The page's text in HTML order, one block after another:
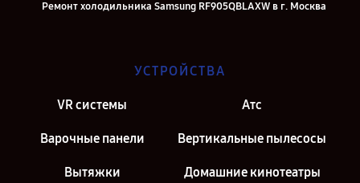
Ремонт холодильника Samsung RF905QBLAXW в г. Москва
УСТРОЙСТВА
VR системы Атс
Варочные панели Вертикальные пылесосы
Вытяжки Домашние кинотеатры